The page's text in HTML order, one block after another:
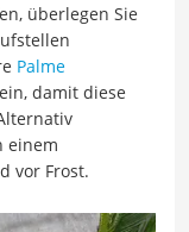
überlegen Sie
Palme
damit diese
einem
vor Frost.